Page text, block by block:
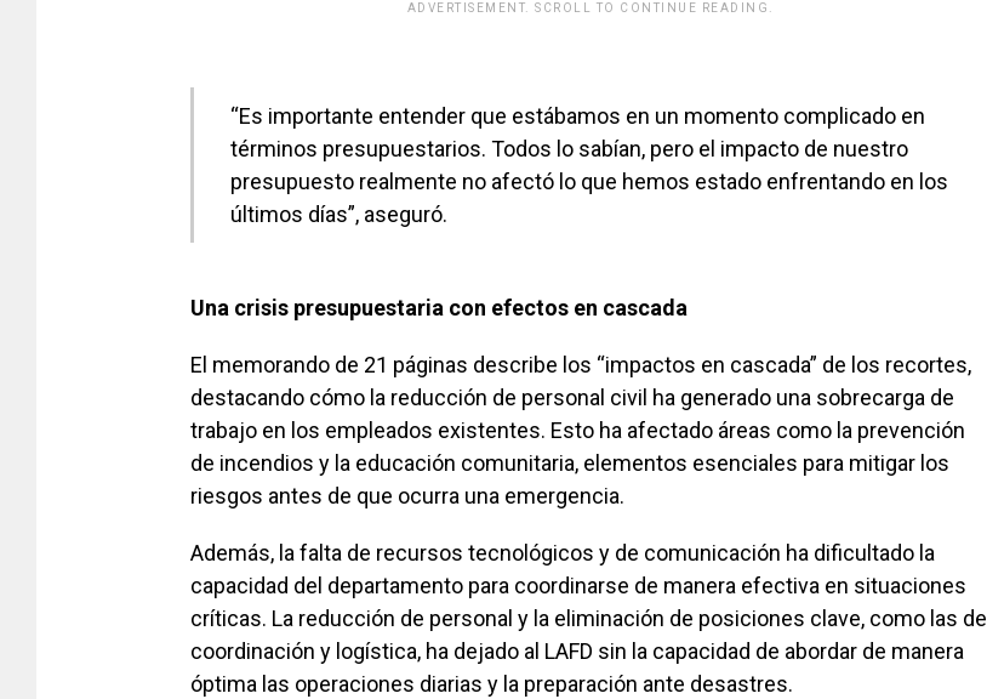
ADVERTISEMENT. SCROLL TO CONTINUE READING.
“Es importante entender que estábamos en un momento complicado en
términos presupuestarios. Todos lo sabían, pero el impacto de nuestro
presupuesto realmente no afectó lo que hemos estado enfrentando en los
últimos días”, aseguró.
Una crisis presupuestaria con efectos en cascada
El memorando de 21 páginas describe los “impactos en cascada” de los recortes,
destacando cómo la reducción de personal civil ha generado una sobrecarga de
trabajo en los empleados existentes. Esto ha afectado áreas como la prevención
de incendios y la educación comunitaria, elementos esenciales para mitigar los
riesgos antes de que ocurra una emergencia.
Además, la falta de recursos tecnológicos y de comunicación ha dificultado la
capacidad del departamento para coordinarse de manera efectiva en situaciones
críticas. La reducción de personal y la eliminación de posiciones clave, como las de
coordinación y logística, ha dejado al LAFD sin la capacidad de abordar de manera
óptima las operaciones diarias y la preparación ante desastres.